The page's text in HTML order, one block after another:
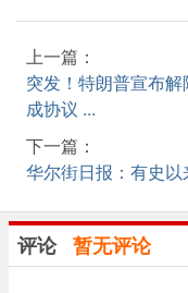
上一篇：
突发！特朗普宣布
成协议 ...
下一篇：
华尔街日报：有史
评论 暂无评论